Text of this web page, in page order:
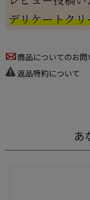
商品についてのお問
返品特約について
あ